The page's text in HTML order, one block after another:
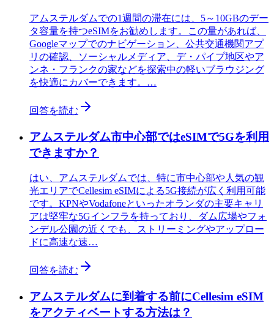
アムステルダムでの1週間の滞在には、5～10GBのデー
タ容量を持つeSIMをお勧めします。この量があれば、
Googleマップでのナビゲーション、公共交通機関アプ
リの確認、ソーシャルメディア、デ・パイプ地区やア
ンネ・フランクの家などを探索中の軽いブラウジング
を快適にカバーできます。…
回答を読む
アムステルダム市中心部ではeSIMで5Gを利用
できますか？
はい、アムステルダムでは、特に市中心部や人気の観
光エリアでCellesim eSIMによる5G接続が広く利用可能
です。KPNやVodafoneといったオランダの主要キャリ
アは堅牢な5Gインフラを持っており、ダム広場やフォ
ンデル公園の近くでも、ストリーミングやアップロー
ドに高速な速…
回答を読む
アムステルダムに到着する前にCellesim eSIM
をアクティベートする方法は？